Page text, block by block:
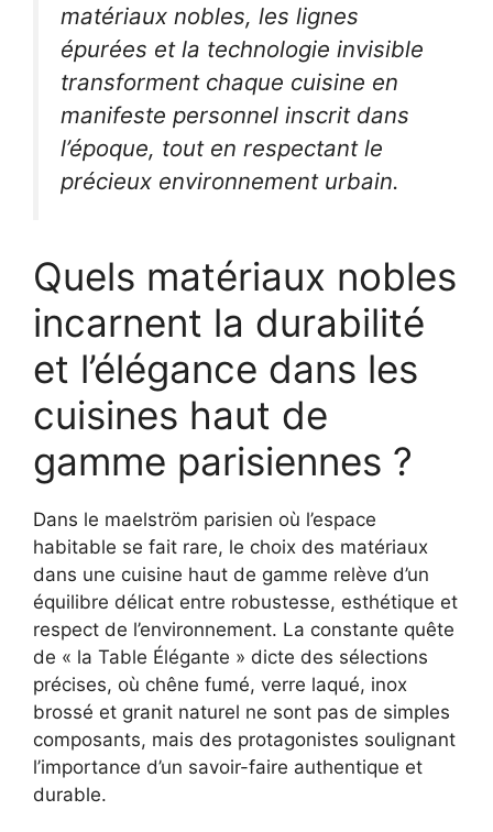
matériaux nobles, les lignes
épurées et la technologie invisible
transforment chaque cuisine en
manifeste personnel inscrit dans
l’époque, tout en respectant le
précieux environnement urbain.
Quels matériaux nobles
incarnent la durabilité
et l’élégance dans les
cuisines haut de
gamme parisiennes ?
Dans le maelström parisien où l’espace
habitable se fait rare, le choix des matériaux
dans une cuisine haut de gamme relève d’un
équilibre délicat entre robustesse, esthétique et
respect de l’environnement. La constante quête
de « la Table Élégante » dicte des sélections
précises, où chêne fumé, verre laqué, inox
brossé et granit naturel ne sont pas de simples
composants, mais des protagonistes soulignant
l’importance d’un savoir-faire authentique et
durable.